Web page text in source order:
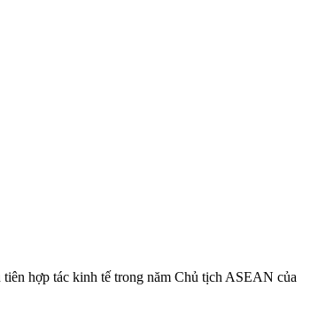
hợp tác kinh tế trong năm Chủ tịch ASEAN của